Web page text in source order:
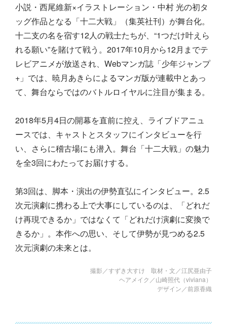
小説・西尾維新×イラストレーション・中村 光の初タ
ッグ作品となる「十二大戦」（集英社刊）が舞台化。
十二支の名を宿す12人の戦士たちが、“1つだけ叶えら
れる願い”を賭けて戦う。2017年10月から12月までテ
レビアニメが放送され、Webマンガ誌「少年ジャンプ
+」では、暁月あきらによるマンガ版が連載中とあっ
て、舞台ならではのバトルロイヤルに注目が集まる。
2018年5月4日の開幕を直前に控え、ライブドアニュ
ースでは、キャストとスタッフにインタビューを行
い、さらに稽古場にも潜入。舞台「十二大戦」の魅力
を全3回にわたってお届けする。
第3回は、脚本・演出の伊勢直弘にインタビュー。2.5
次元演劇に携わる上で大事にしているのは、「どれだ
け再現できるか」ではなくて「どれだけ演劇に変換で
きるか」。本作への思い、そして伊勢が見つめる2.5
次元演劇の未来とは。
撮影／すずき大すけ 取材・文／江尻亜由子
ヘアメイク／山崎照代（viviana）
デザイン／前原香織